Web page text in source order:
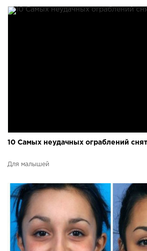
10 Самых неудачных ограблений
Для малышей